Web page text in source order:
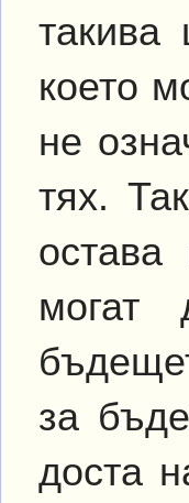
което
не
тях.
могат
за
доста